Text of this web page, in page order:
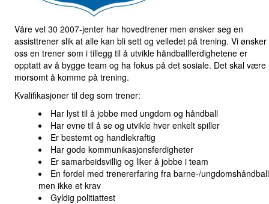
Våre vel 30 2007-jenter har hovedtrener men ønsker seg en
assisttrener slik at alle kan bli sett og veiledet på trening. Vi ønsker
oss en trener som i tillegg til å utvikle håndballferdighetene er
opptatt av å bygge team og ha fokus på det sosiale. Det skal være
morsomt å komme på trening.
Kvalifikasjoner til deg som trener:
Har lyst til å jobbe med ungdom og håndball
Har evne til å se og utvikle hver enkelt spiller
Er bestemt og handlekraftig
Har gode kommunikasjonsferdigheter
Er samarbeidsvillig og liker å jobbe i team
En fordel med trenererfaring fra barne-/
men ikke et krav
Gyldig politiattest